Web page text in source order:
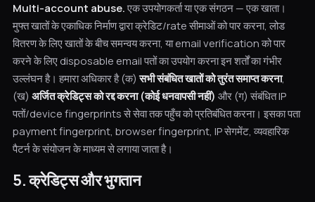
Multi-account abuse.एक उपयोगकर्ता या एक संगठन — एक खाता।
मुफ्त खातों के एकाधिक निर्माण द्वारा क्रेडिट/rate सीमाओं को पार करना, लोड
वितरण के लिए खातों के बीच समन्वय करना, या email verification को पार
करने के लिए disposable email पतों का उपयोग करना इन शर्तों का गंभीर
उल्लंघन है। हमारा अधिकार है (क)सभी संबंधित खातों को तुरंत समाप्त करना,
(ख) अर्जित क्रेडिट्स को रद्द करना (कोई धनवापसी नहीं) और (ग) संबंधित IP
पतों/device fingerprints से सेवा तक पहुँच को प्रतिबंधित करना। इसका पता
payment fingerprint, browser fingerprint, IP सेगमेंट, व्यवहारिक
पैटर्न के संयोजन के माध्यम से लगाया जाता है।
5. क्रेडिट्स और भुगतान